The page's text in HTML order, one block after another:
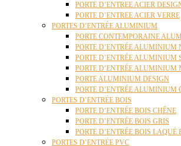
PORTE D’ENTREE ACIER
PORTE D’ENTREE ACIER VERRE
PORTES D’ENTRÉE ALUMINIUM
PORTE CONTEMPORAINE
PORTE D’ENTRÉE ALUMINIUM
PORTE D’ENTRÉE ALUMINIUM
PORTE D’ENTRÉE ALUMINIUM
PORTE ALUMINIUM DESIGN
PORTE D’ENTRÉE ALUMINIUM
PORTES D’ENTRÉE BOIS
PORTE D’ENTRÉE BOIS CHÊNE
PORTE D’ENTRÉE BOIS GRIS
PORTE D’ENTRÉE BOIS LAQUÉ
PORTES D’ENTRÉE PVC